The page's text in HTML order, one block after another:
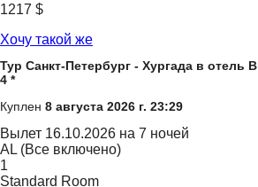
1217 $
Хочу такой же
Тур Санкт-Петербург - Хургада в отель
4 *
Куплен 8 августа 2026 г. 23:29
Вылет 16.10.2026 на 7 ночей
AL (Все включено)
1
Standard Room